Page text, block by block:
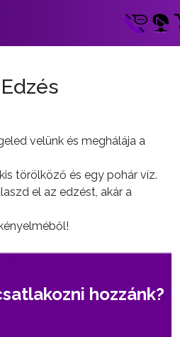
velünk és meghálája a
törölköző és egy pohár víz.
el az edzést, akár a
hozzánk?